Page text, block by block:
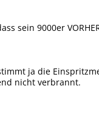
sein 9000er
ja die
nicht verbrannt.